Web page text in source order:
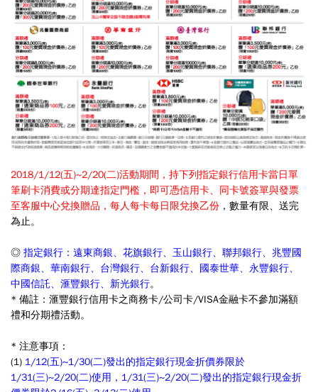
2018/1/12(五)~2/20(二)活動期間，持下列指定銀行信用卡當日單
筆刷卡消費或分期達指定門檻，即可憑信用卡、同卡號簽單與發票
至客服中心兌換贈品，每人每卡每日限兌換乙份 ，數量有限、送完
為止。
◎ 指定銀行：遠東商銀、花旗銀行、玉山銀行、聯邦銀行、兆豐國
際商銀、華南銀行、台灣銀行、台新銀行、國泰世華、永豐銀行、
中國信託、滙豐銀行、新光銀行。
* 備註：滙豐銀行信用卡之商務卡/公司卡/VISA金融卡不參加滿額
禮和分期禮活動。
* 注意事項：
(1) 1/12(五)~1/30(二)發出的指定銀行現金折價券限於
1/31(三)~2/20(二)使用，1/31(三)~2/20(二)發出的指定銀行現金折